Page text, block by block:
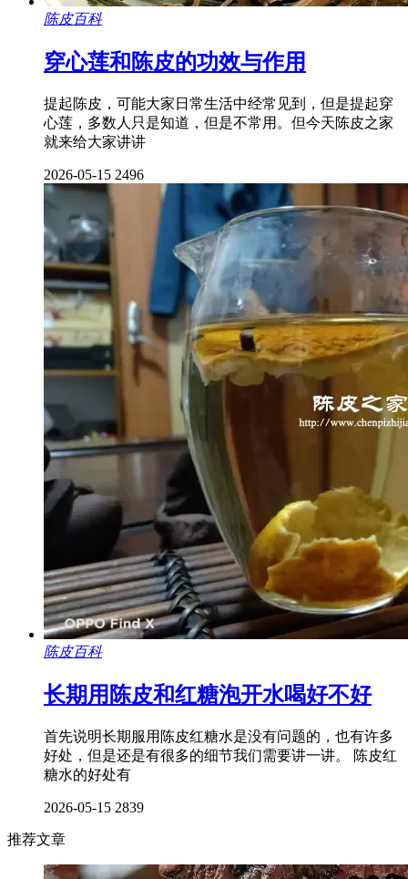
陈皮百科
穿心莲和陈皮的功效与作用
提起陈皮，可能大家日常生活中经常见到，但是提起穿
心莲，多数人只是知道，但是不常用。但今天陈皮之家
就来给大家讲讲
2026-05-15 2496
陈皮百科
长期用陈皮和红糖泡开水喝好不好
首先说明长期服用陈皮红糖水是没有问题的，也有许多
好处，但是还是有很多的细节我们需要讲一讲。 陈皮红
糖水的好处有
2026-05-15 2839
推荐文章